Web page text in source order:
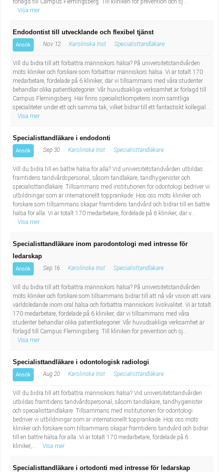
förlagd till Campus Flemingsberg. Till kliniken för prevention och sj...
Visa mer
Endodontist till utvecklande och flexibel tjänst
Ansök Nov 12 Karolinska Inst Specialisttandläkare
Vill du bidra till att förbättra människors hälsa? På universitetstandvården
möts kliniker och forskare som förbättrar människors hälsa. Vi är totalt 170
medarbetare, fördelade på 6 kliniker, där vi tillsammans med våra studenter
behandlar olika patientkategorier. Vår huvudsakliga verksamhet är förlagd till
Campus Flemingsberg. Här finns specialistkompetens inom samtliga
specialiteter under ett och samma tak, vilket bidrar till ett fantastiskt kollegial...
Visa mer
Specialisttandläkare i endodonti
Ansök Sep 30 Karolinska Inst Specialisttandläkare
Vill du bidra till en bättre hälsa för alla? Vid universitetstandvården utbildas
framtidens tandvårdspersonal, såsom tandläkare, tandhygienister och
specialisttandläkare. Tillsammans med institutionen för odontologi bedriver vi
utbildningar som är internationellt topprankade. Hos oss möts kliniker och
forskare som tillsammans skapar framtidens tandvård och bidrar till en bättre
hälsa för alla. Vi är totalt 170 medarbetare, fördelade på 6 kliniker, där v...
Visa mer
Specialisttandläkare inom parodontologi med intresse för
ledarskap
Ansök Sep 16 Karolinska Inst Specialisttandläkare
Vill du bidra till att förbättra människors hälsa? På universitetstandvården
möts kliniker och forskare som tillsammans bidrar till att nå vår vision att vara
världsledande inom oral hälsa och förbättra människors livskvalitet. Vi är totalt
170 medarbetare, fördelade på 6 kliniker, där vi tillsammans med våra
studenter behandlar olika patientkategorier. Vår huvudsakliga verksamhet är
förlagd till Campus Flemingsberg. Till kliniken för prevention och sj...
Visa mer
Specialisttandläkare i odontologisk radiologi
Ansök Aug 20 Karolinska Inst Specialisttandläkare
Vill du bidra till att förbättra människors hälsa? Vid universitetstandvården
utbildas framtidens tandvårdspersonal, såsom tandläkare, tandhygienister
och specialisttandläkare. Tillsammans med institutionen för odontologi
bedriver vi utbildningar som är internationellt topprankade. Hos oss möts
kliniker och forskare som tillsammans skapar framtidens tandvård och bidrar
till en bättre hälsa för alla. Vi är totalt 170 medarbetare, fördelade på 6
kliniker,...
Visa mer
Specialisttandläkare i ortodonti med intresse för ledarskap